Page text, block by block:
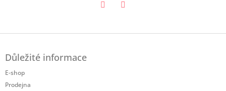
Důležité informace
E-shop
Prodejna